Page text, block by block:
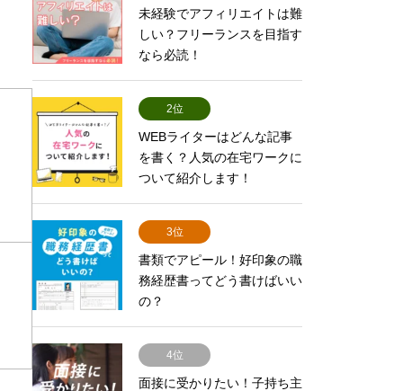
未経験でアフィリエイトは難
しい？フリーランスを目指す
なら必読！
2位
WEBライターはどんな記事
を書く？人気の在宅ワークに
ついて紹介します！
3位
書類でアピール！好印象の職
務経歴書ってどう書けばいい
の？
4位
面接に受かりたい！子持ち主